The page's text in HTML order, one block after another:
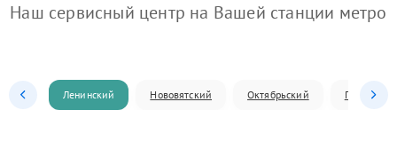
Наш сервисный центр на Вашей станции метро
Ленинский Нововятский Октябрьский